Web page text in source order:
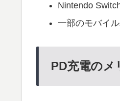
Nintendo
一部のモバイ
PD充電のメ